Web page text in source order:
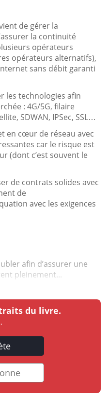
de gérer la
la continuité
opérateurs
opérateurs alternatifs),
sans débit garanti
les technologies afin
: 4G/5G, filaire
SDWAN, IPSec, SSL…
en cœur de réseau avec
car le risque est
(dont c’est souvent le
de contrats solides avec
de
avec les exigences
afin d’assurer une
pleinement...
du livre.